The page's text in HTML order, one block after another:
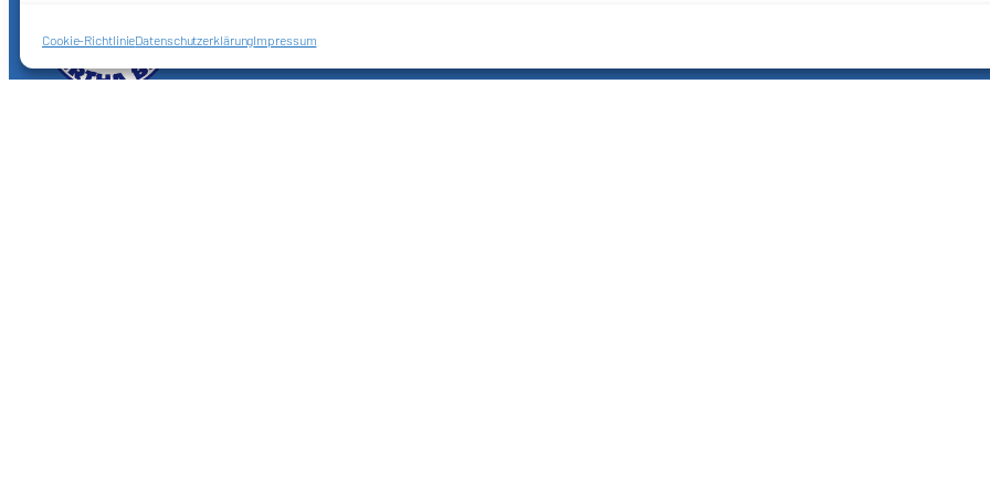
Cookie-RichtlinieDatenschutzerklärungImpressum